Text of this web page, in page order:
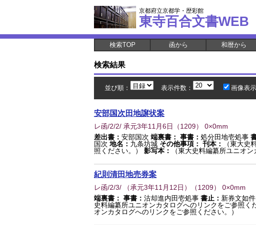
京都府立京都学・歴彩館
東寺百合文書WEB
検索TOP 函から 和暦から
検索結果
並び順： 表示件数： 画像表示
安部国次田地譲状案
レ函/2/2/ 承元3年11月6日 （1209） 0×0mm
差出書： 安部国次 端裏書： 事書： 処分田地壱処事
国次 地名： 九条坊城 その他事項： 刊本：
（東大史
照ください。）
影写本： （東大史料編纂所ユニオ
紀則清田地売券案
レ函/2/3/ （承元3年11月12日） （1209） 0×0mm
端裏書： 事書： 沽却進内田壱処事 書止： 新券文如件
史料編纂所ユニオンカタログへのリンクをご参照く
オンカタログへのリンクをご参照ください。）